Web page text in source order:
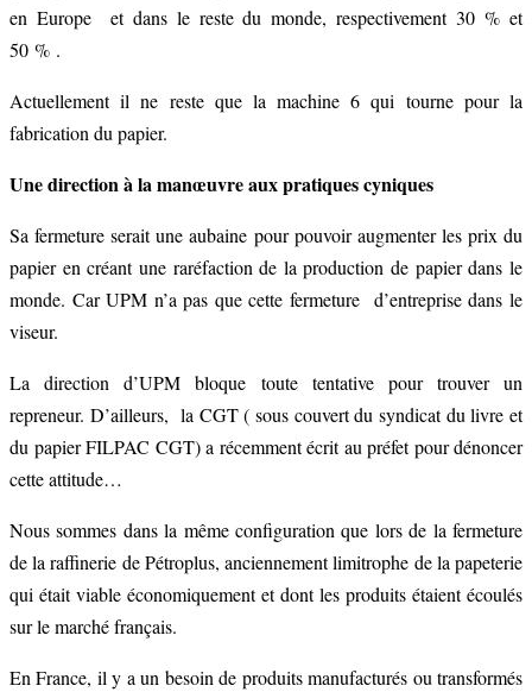
en Europe et dans le reste du monde, respectivement 30 % et
50 % .
Actuellement il ne reste que la machine 6 qui tourne pour la
fabrication du papier.
Une direction à la manœuvre aux pratiques cyniques
Sa fermeture serait une aubaine pour pouvoir augmenter les prix du
papier en créant une raréfaction de la production de papier dans le
monde. Car UPM n’a pas que cette fermeture d’entreprise dans le
viseur.
La direction d’UPM bloque toute tentative pour trouver un
repreneur. D’ailleurs, la CGT ( sous couvert du syndicat du livre et
du papier FILPAC CGT) a récemment écrit au préfet pour dénoncer
cette attitude…
Nous sommes dans la même configuration que lors de la fermeture
de la raffinerie de Pétroplus, anciennement limitrophe de la papeterie
qui était viable économiquement et dont les produits étaient écoulés
sur le marché français.
En France, il y a un besoin de produits manufacturés ou transformés